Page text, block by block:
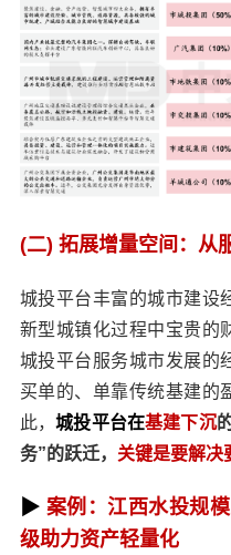
(二) 拓展增量空间：从
城投平台丰富的城市建设
新型城镇化过程中宝贵的
城投平台服务城市发展的
买单的、单靠传统基建的
此，城投平台在基建下沉
务”的跃迁， 关键是要解决
▶ 案例：江西水投规
级助力资产轻量化